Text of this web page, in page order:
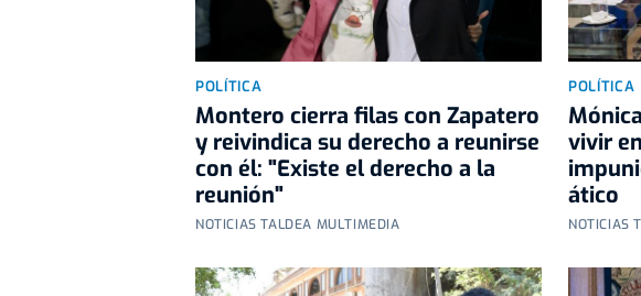
POLÍTICA
Montero cierra filas con Zapatero
y reivindica su derecho a reunirse
con él: "Existe el derecho a la
reunión"
NOTICIAS TALDEA MULTIMEDIA
POLÍTICA
vivir
ático
NOTICIAS